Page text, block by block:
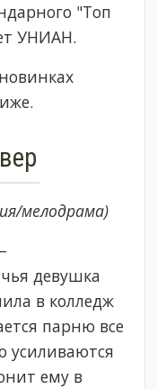
"Топ
УНИАН.
мелодрама)
девушка
в колледж
парню все
усиливаются
ему в